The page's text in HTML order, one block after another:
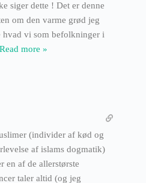
siger dette ! Det er denne
om den varme grød jeg
vi som befolkninger i
Read more »
(individer af kød og
af islams dogmatik)
en af de allerstørste
taler altid (og jeg